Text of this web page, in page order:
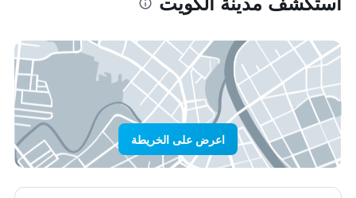
اعرض على الخريطة